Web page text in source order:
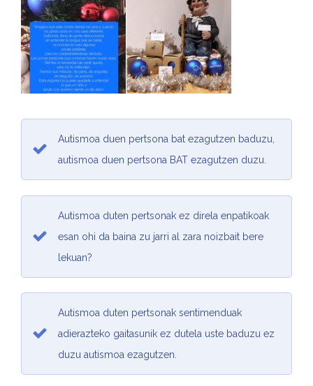
Autismoa duen pertsona bat ezagutzen baduzu,
autismoa duen pertsona BAT ezagutzen duzu.
Autismoa duten pertsonak ez direla enpatikoak
esan ohi da baina zu jarri al zara noizbait bere
lekuan?
Autismoa duten pertsonak sentimenduak
adierazteko gaitasunik ez dutela uste baduzu ez
duzu autismoa ezagutzen.